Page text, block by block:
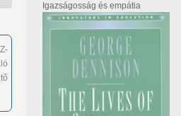
Igazságosság és empátia